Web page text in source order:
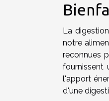
La
notre
reconnues
fournissent
l'apport
d'une